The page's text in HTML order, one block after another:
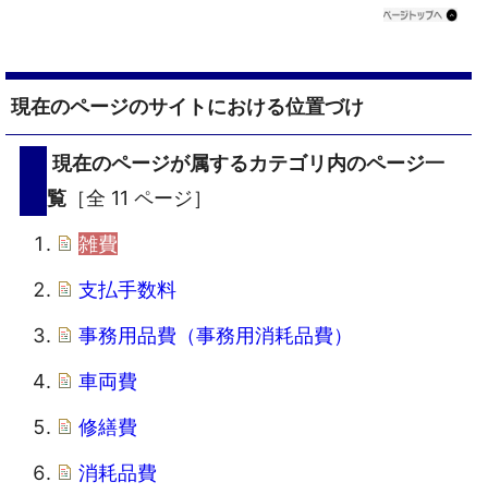
現在のページのサイトにおける位置づけ
現在のページが属するカテゴリ内のページ一
覧 ［全 11 ページ］
雑費
支払手数料
事務用品費（事務用消耗品費）
車両費
修繕費
消耗品費